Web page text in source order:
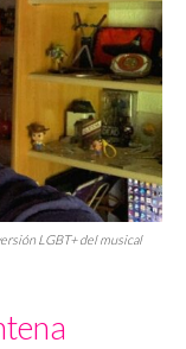
LGBT+ del musical